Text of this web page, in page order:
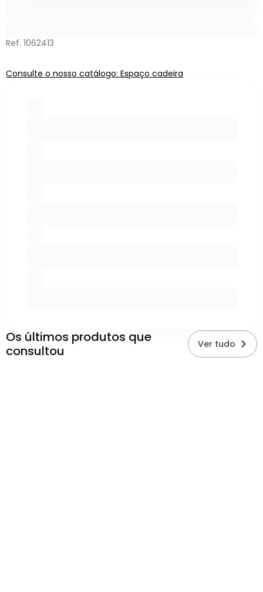
Ref. 1062413
Consulte o nosso catálogo: Espaço cadeira
Os últimos produtos que
consultou
Ver tudo